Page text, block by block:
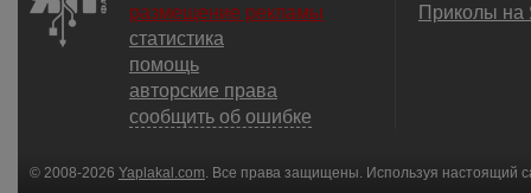
размещение рекламы
статистика
помощь
авторские права
сообщить об ошибке
Приколы
© 2008-2026 Yaplakal.com . Все права защищены. Используя настоящий